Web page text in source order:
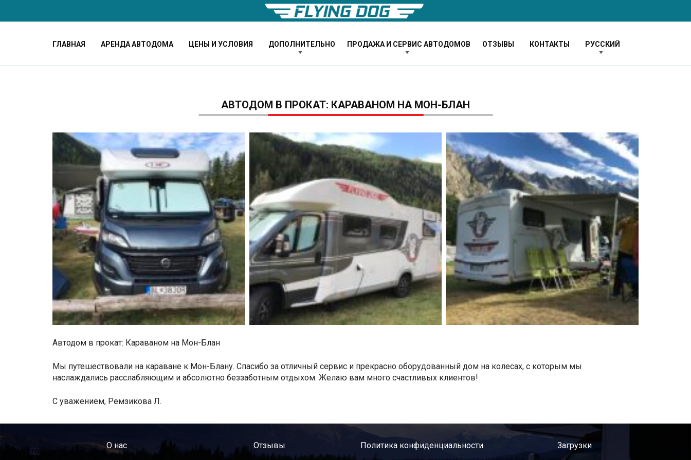
ГЛАВНАЯ АРЕНДА АВТОДОМА ЦЕНЫ И УСЛОВИЯ ДОПОЛНИТЕЛЬНО ПРОДАЖА И СЕРВИС АВТОДОМОВ ОТЗЫВЫ КОНТАКТЫ РУССКИЙ
АВТОДОМ В ПРОКАТ: КАРАВАНОМ НА МОН-БЛАН
Автодом в прокат: Караваном на Мон-Блан
Мы путешествовали на караване к Мон-Блану. Спасибо за отличный сервис и прекрасно оборудованный дом на колесах, с которым мы
наслаждались расслабляющим и абсолютно беззаботным отдыхом. Желаю вам много счастливых клиентов!
С уважением, Ремзикова Л.
O нас Отзывы Политика конфиденциальности Загрузки